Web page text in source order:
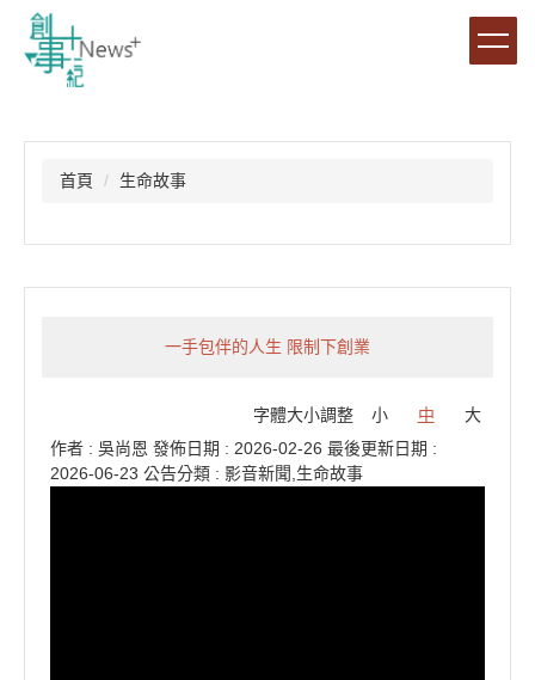
容
首頁 生命故事
一手包伴的人生 限制下創業
字體大小調整 小 中
大
作者 : 吳尚恩 發佈日期 : 2026-02-26 最後更新日期 :
2026-06-23 公告分類 : 影音新聞,生命故事